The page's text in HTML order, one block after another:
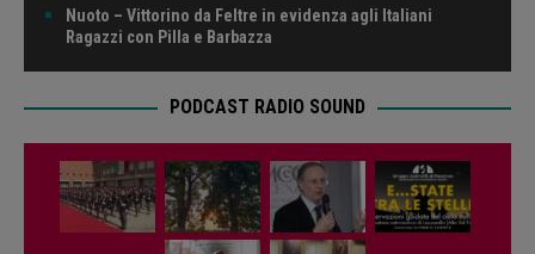
Nuoto – Vittorino da Feltre in evidenza agli Italiani
Ragazzi con Pilla e Barbazza
PODCAST RADIO SOUND